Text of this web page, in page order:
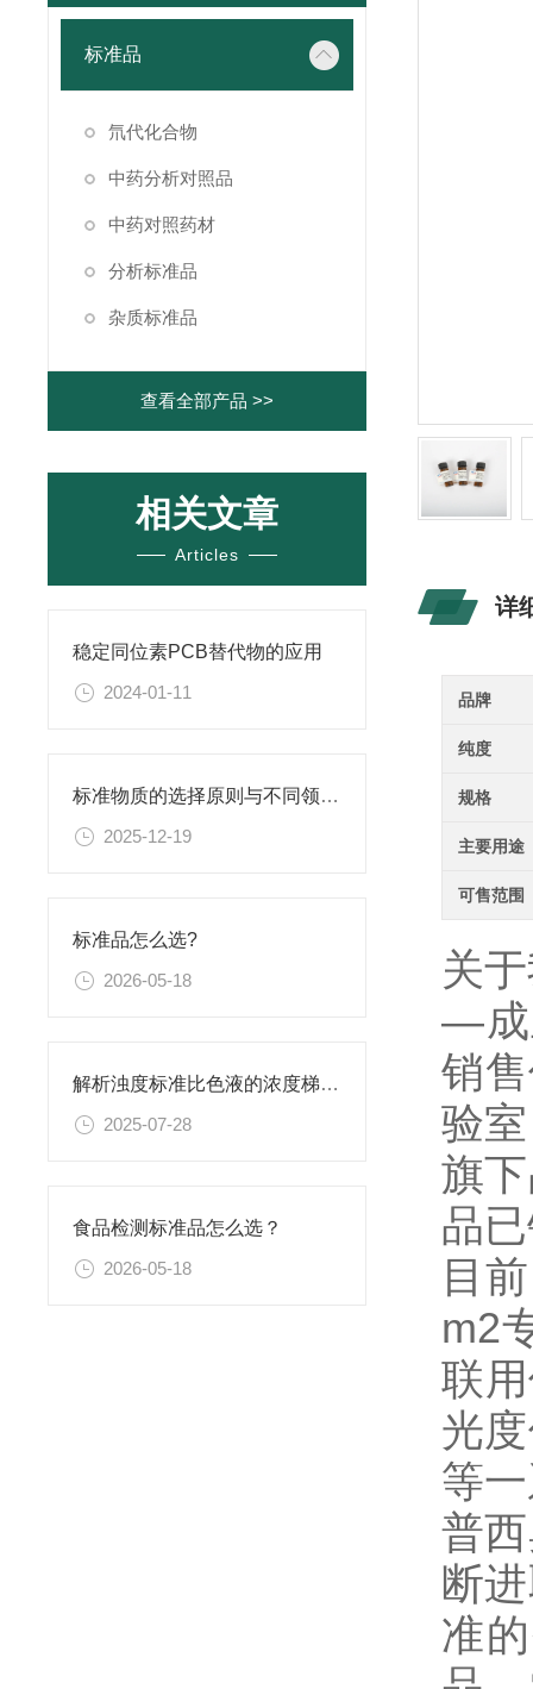
标准品
氘代化合物
中药分析对照品
中药对照药材
分析标准品
杂质标准品
查看全部产品 >>
相关文章
Articles
稳定同位素PCB替代物的应用
2024-01-11
标准物质的选择原则与不同领域应用匹配性分析
2025-12-19
标准品怎么选?
2026-05-18
解析浊度标准比色液的浓度梯度与配比
2025-07-28
食品检测标准品怎么选？
2026-05-18
详
品牌
纯度
规格
主要用途
可售范围
关
—成
销
验
旗
品
目
m2
联
光
等
普
断
准